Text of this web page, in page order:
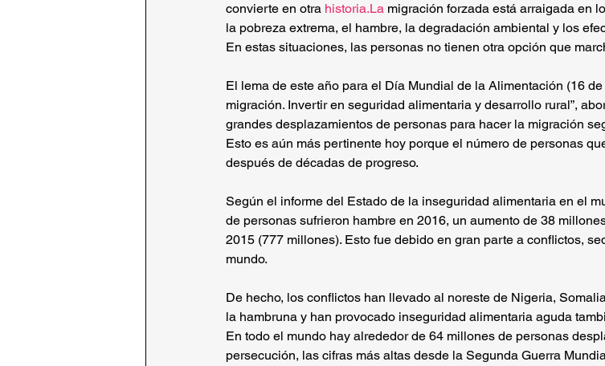
convierte en otra historia.La migración forzada está arraigada en
la pobreza extrema, el hambre, la degradación ambiental y los
En estas situaciones, las personas no tienen otra opción que
El lema de este año para el Día Mundial de la Alimentación (16
migración. Invertir en seguridad alimentaria y desarrollo rural”,
grandes desplazamientos de personas para hacer la migración
Esto es aún más pertinente hoy porque el número de personas
después de décadas de progreso.
Según el informe del Estado de la inseguridad alimentaria en el
de personas sufrieron hambre en 2016, un aumento de 38
2015 (777 millones). Esto fue debido en gran parte a conflictos,
mundo.
De hecho, los conflictos han llevado al noreste de Nigeria,
la hambruna y han provocado inseguridad alimentaria aguda
En todo el mundo hay alrededor de 64 millones de personas
persecución, las cifras más altas desde la Segunda Guerra